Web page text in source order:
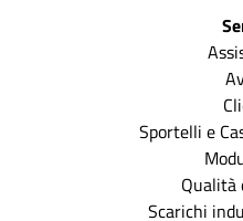
Sportelli e
Qualità
Scarichi